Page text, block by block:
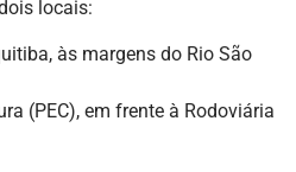
locais:
às margens do Rio São
(PEC), em frente à Rodoviária